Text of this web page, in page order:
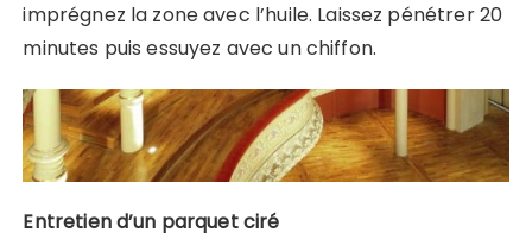
imprégnez la zone avec l’huile. Laissez pénétrer 20
minutes puis essuyez avec un chiffon.
Entretien d’un parquet ciré